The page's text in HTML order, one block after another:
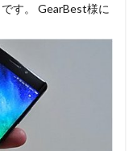
す。 GearBest様に